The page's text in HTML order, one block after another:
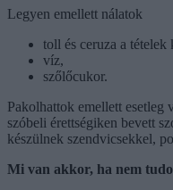
Legyen emellett nálatok
toll és ceruza a tételek
víz,
szőlőcukor.
Pakolhattok emellett esetleg
szóbeli érettségiken bevett
készülnek szendvicsekkel,
Mi van akkor, ha nem